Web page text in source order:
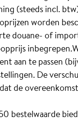
(steeds incl.
worden
douane- of
aan te passen
De
de
bestelwaarde